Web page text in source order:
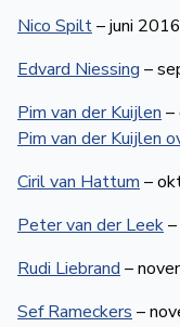
Nico Spilt– juni 2016
Edvard Niessing –
Pim van der Kuijlen –
Pim van der Kuijlen
Ciril van Hattum –
Peter van der Leek
Rudi Liebrand –
Sef Rameckers –